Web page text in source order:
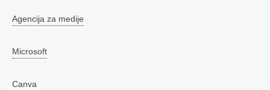
Agencija za medije
Microsoft
Canva